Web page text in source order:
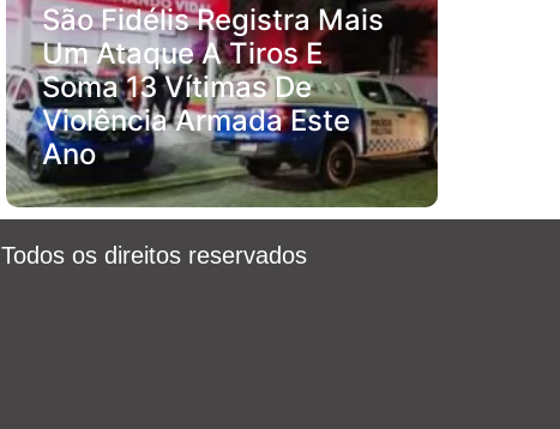
São Fidélis Registra Mais
Um Ataque A Tiros E
Soma 13 Vítimas De
Violência Armada Este
Ano
Todos os direitos reservados